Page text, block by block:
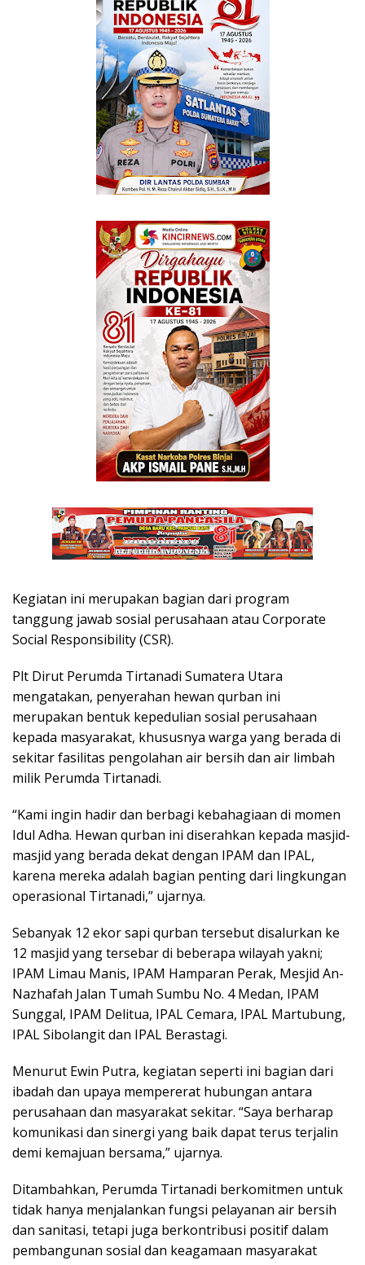
Kegiatan ini merupakan bagian dari program
tanggung jawab sosial perusahaan atau Corporate
Social Responsibility (CSR).
Plt Dirut Perumda Tirtanadi Sumatera Utara
mengatakan, penyerahan hewan qurban ini
merupakan bentuk kepedulian sosial perusahaan
kepada masyarakat, khususnya warga yang berada di
sekitar fasilitas pengolahan air bersih dan air limbah
milik Perumda Tirtanadi.
“Kami ingin hadir dan berbagi kebahagiaan di momen
Idul Adha. Hewan qurban ini diserahkan kepada masjid-
masjid yang berada dekat dengan IPAM dan IPAL,
karena mereka adalah bagian penting dari lingkungan
operasional Tirtanadi,” ujarnya.
Sebanyak 12 ekor sapi qurban tersebut disalurkan ke
12 masjid yang tersebar di beberapa wilayah yakni;
IPAM Limau Manis, IPAM Hamparan Perak, Mesjid An-
Nazhafah Jalan Tumah Sumbu No. 4 Medan, IPAM
Sunggal, IPAM Delitua, IPAL Cemara, IPAL Martubung,
IPAL Sibolangit dan IPAL Berastagi.
Menurut Ewin Putra, kegiatan seperti ini bagian dari
ibadah dan upaya mempererat hubungan antara
perusahaan dan masyarakat sekitar. “Saya berharap
komunikasi dan sinergi yang baik dapat terus terjalin
demi kemajuan bersama,” ujarnya.
Ditambahkan, Perumda Tirtanadi berkomitmen untuk
tidak hanya menjalankan fungsi pelayanan air bersih
dan sanitasi, tetapi juga berkontribusi positif dalam
pembangunan sosial dan keagamaan masyarakat